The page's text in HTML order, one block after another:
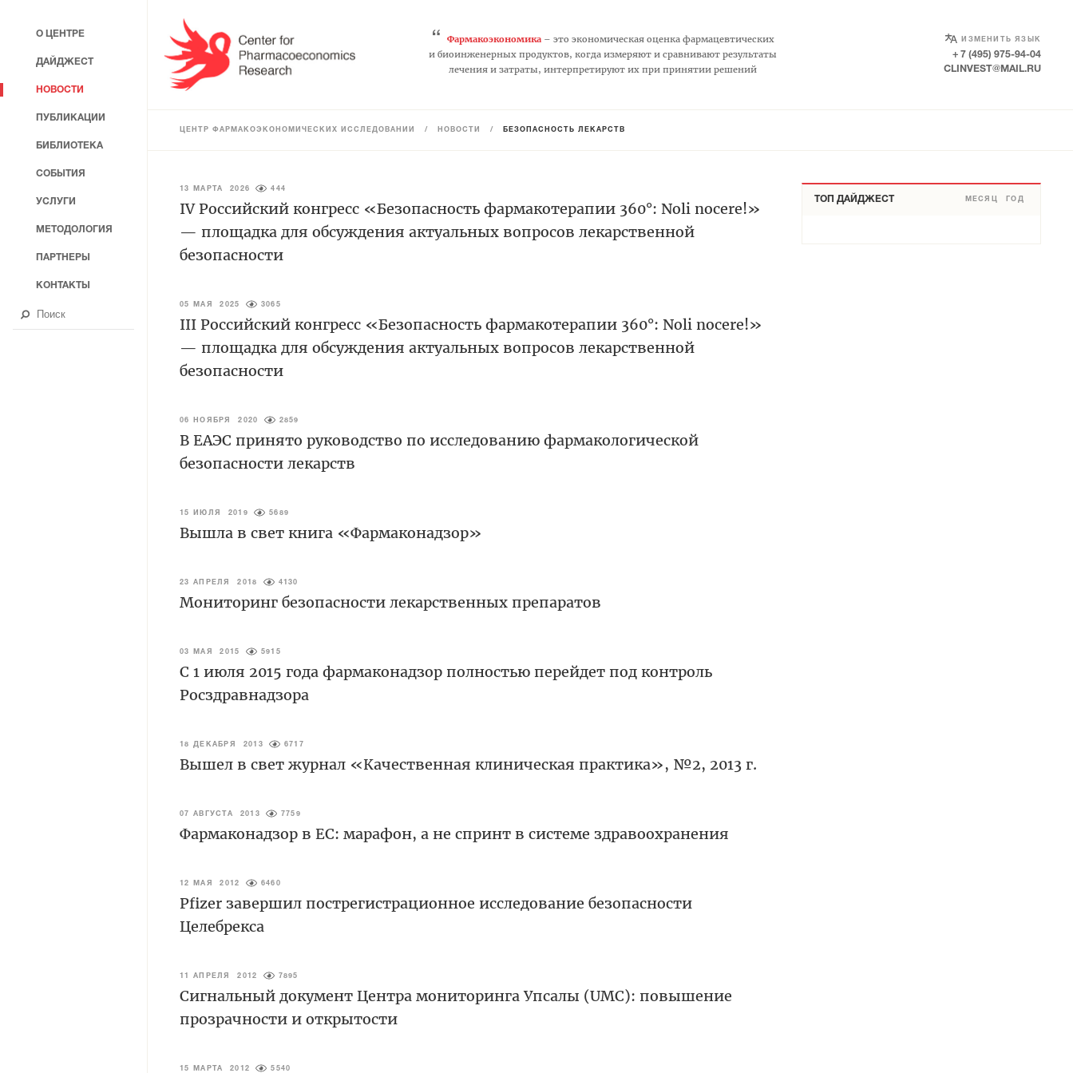
“ Фармакоэкономика– это экономическая оценка фармацевтических
и биоинженерных продуктов, когда измеряют и сравнивают результаты
лечения и затраты, интерпретируют их при принятии решений
ИЗМЕНИТЬ ЯЗЫК
SELECT LANGUAGE
+ 7 (495) 975-94-04
CLINVEST@MAIL.RU
ЦЕНТР ФАРМАКОЭКОНОМИЧЕСКИХ ИССЛЕДОВАНИЙ / НОВОСТИ / БЕЗОПАСНОСТЬ ЛЕКАРСТВ
13 МАРТА 2026 444
IV Российский конгресс «Безопасность фармакотерапии 360°: Noli nocere!»
— площадка для обсуждения актуальных вопросов лекарственной
безопасности
05 МАЯ 2025 3065
III Российский конгресс «Безопасность фармакотерапии 360°: Noli nocere!»
— площадка для обсуждения актуальных вопросов лекарственной
безопасности
06 НОЯБРЯ 2020 2859
В ЕАЭС принято руководство по исследованию фармакологической
безопасности лекарств
15 ИЮЛЯ 2019 5689
Вышла в свет книга «Фармаконадзор»
23 АПРЕЛЯ 2018 4130
Мониторинг безопасности лекарственных препаратов
03 МАЯ 2015 5915
С 1 июля 2015 года фармаконадзор полностью перейдет под контроль
Росздравнадзора
18 ДЕКАБРЯ 2013 6717
Вышел в свет журнал «Качественная клиническая практика», №2, 2013 г.
07 АВГУСТА 2013 7759
Фармаконадзор в ЕС: марафон, а не спринт в системе здравоохранения
12 МАЯ 2012 6460
Pfizer завершил пострегистрационное исследование безопасности
Целебрекса
11 АПРЕЛЯ 2012 7895
Сигнальный документ Центра мониторинга Упсалы (UMC): повышение
прозрачности и открытости
15 МАРТА 2012 5540
ТОП ДАЙДЖЕСТ МЕСЯЦ ГОД
О ЦЕНТРЕ
ДАЙДЖЕСТ
НОВОСТИ
ПУБЛИКАЦИИ
БИБЛИОТЕКА
СОБЫТИЯ
УСЛУГИ
МЕТОДОЛОГИЯ
ПАРТНЕРЫ
КОНТАКТЫ